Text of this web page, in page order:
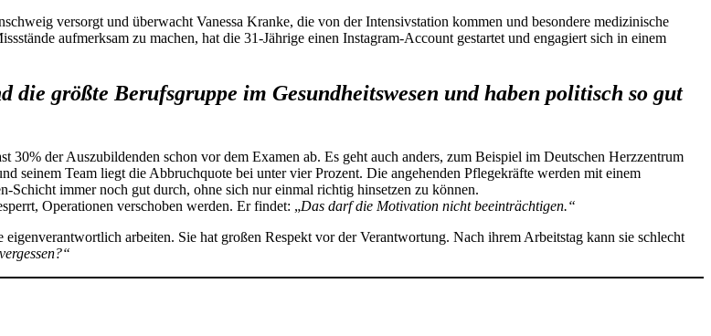
versorgt und überwacht Vanessa Kranke, die von der Intensivstation kommen und besondere medizinische
aufmerksam zu machen, hat die 31-Jährige einen Instagram-Account gestartet und engagiert sich in einem
größte Berufsgruppe im Gesundheitswesen und haben politisch so gut
der Auszubildenden schon vor dem Examen ab. Es geht auch anders, zum Beispiel im Deutschen Herzzentrum
seinem Team liegt die Abbruchquote bei unter vier Prozent. Die angehenden Pflegekräfte werden mit einem
immer noch gut durch, ohne sich nur einmal richtig hinsetzen zu können.
Operationen verschoben werden. Er findet: „Das darf die Motivation nicht beeinträchtigen.“
arbeiten. Sie hat großen Respekt vor der Verantwortung. Nach ihrem Arbeitstag kann sie schlecht